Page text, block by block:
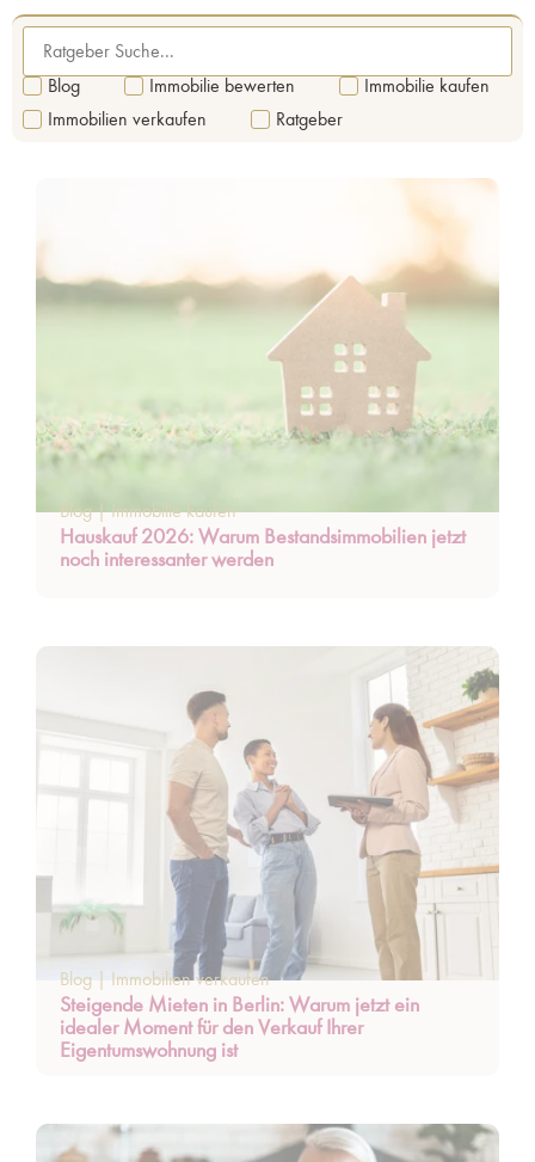
Blog Immobilie bewerten
Immobilie kaufen
Immobilien verkaufen
Ratgeber
Blog| Immobilie kaufen
Hauskauf 2026: Warum Bestandsimmobilien jetzt
noch interessanter werden
Blog Immobilien verkaufen
Steigende Mieten in Berlin: Warum jetzt ein
idealer Moment für den Verkauf Ihrer
Eigentumswohnung ist